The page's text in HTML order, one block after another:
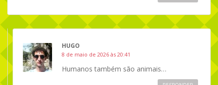
HUGO
8 de maio de 2026 às 20:41
Humanos também são animais…